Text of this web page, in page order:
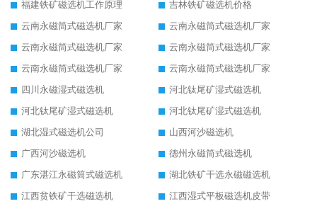
福建铁矿磁选机工作原理
吉林铁矿磁选机价格
云南永磁筒式磁选机厂家
云南永磁筒式磁选机厂家
云南永磁筒式磁选机厂家
云南永磁筒式磁选机厂家
云南永磁筒式磁选机厂家
云南永磁筒式磁选机厂家
四川永磁湿式磁选机
河北钛尾矿湿式磁选机
河北钛尾矿湿式磁选机
河北钛尾矿湿式磁选机
湖北湿式磁选机公司
山西河沙磁选机
广西河沙磁选机
德州永磁筒式磁选机
广东湛江永磁筒式磁选机
湖北铁矿干选永磁磁选机
江西贫铁矿干选磁选机
江西湿式平板磁选机皮带